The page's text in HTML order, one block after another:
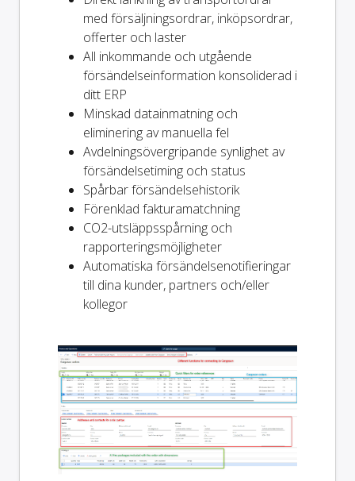
med försäljningsordrar, inköpsordrar,
offerter och laster
All inkommande och utgående
försändelseinformation konsoliderad i
ditt ERP
Minskad datainmatning och
eliminering av manuella fel
Avdelningsövergripande synlighet av
försändelsetiming och status
Spårbar försändelsehistorik
Förenklad fakturamatchning
CO2-utsläppsspårning och
rapporteringsmöjligheter
Automatiska försändelsenotifieringar
till dina kunder, partners och/eller
kollegor